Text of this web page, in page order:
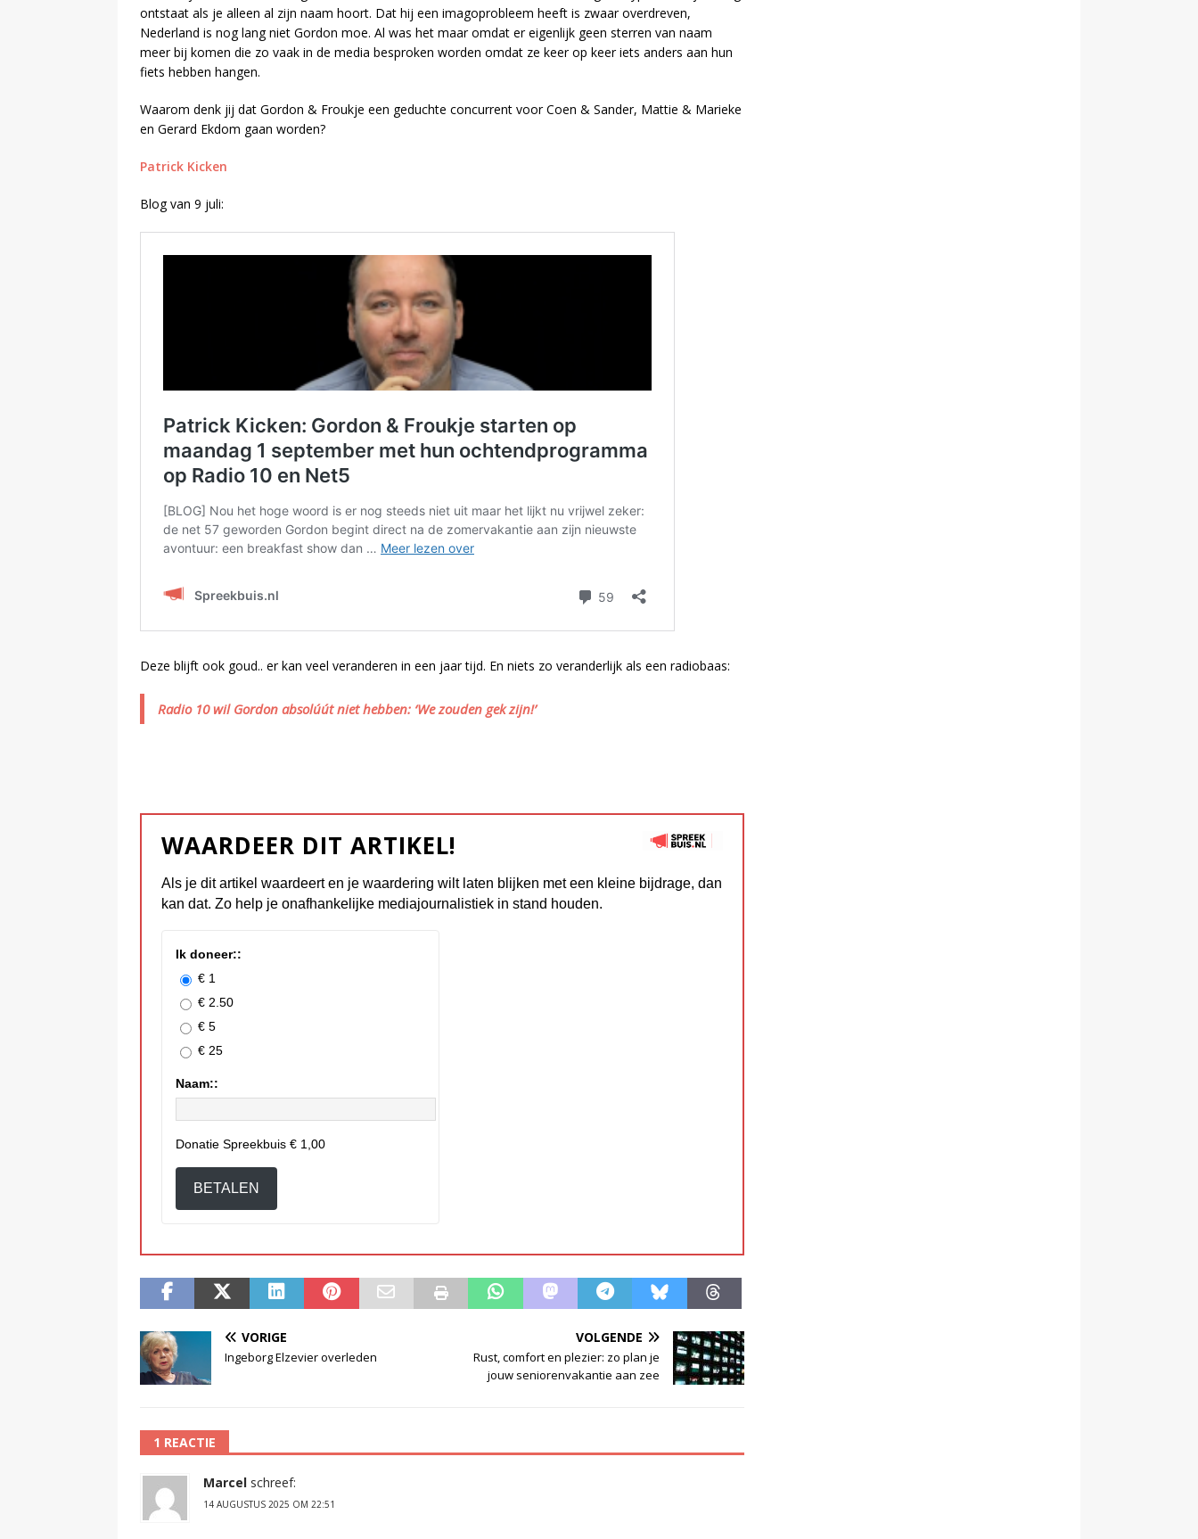
ontstaat als je alleen al zijn naam hoort. Dat hij een imagoprobleem heeft is zwaar overdreven,
Nederland is nog lang niet Gordon moe. Al was het maar omdat er eigenlijk geen sterren van naam
meer bij komen die zo vaak in de media besproken worden omdat ze keer op keer iets anders aan hun
fiets hebben hangen.
Waarom denk jij dat Gordon & Froukje een geduchte concurrent voor Coen & Sander, Mattie & Marieke
en Gerard Ekdom gaan worden?
Patrick Kicken
Blog van 9 juli:
Deze blijft ook goud.. er kan veel veranderen in een jaar tijd. En niets zo veranderlijk als een radiobaas:
Radio 10 wil Gordon absolúút niet hebben: ‘We zouden gek zijn!’
WAARDEER DIT ARTIKEL!
Als je dit artikel waardeert en je waardering wilt laten blijken met een kleine bijdrage, dan
kan dat. Zo help je onafhankelijke mediajournalistiek in stand houden.
Ik doneer::
€ 1
€ 2.50
€ 5
€ 25
Naam::
Donatie Spreekbuis € 1,00
BETALEN
VORIGE
Ingeborg Elzevier overleden
VOLGENDE
Rust, comfort en plezier: zo plan je
jouw seniorenvakantie aan zee
1 REACTIE
Marcel schreef:
14 AUGUSTUS 2025 OM 22:51